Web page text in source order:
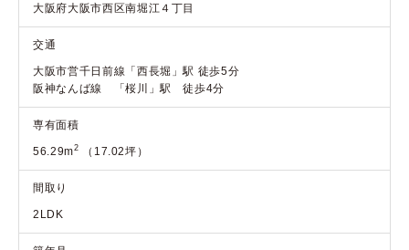
大阪府大阪市西区南堀江４丁目
交通
大阪市営千日前線「西長堀」駅 徒歩5分
阪神なんば線 「桜川」駅 徒歩4分
専有面積
56.29m2 （17.02坪）
間取り
2LDK